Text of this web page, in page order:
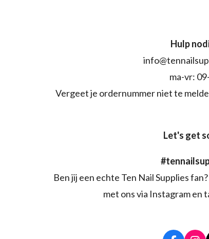
Hulp
ma-vr:
Vergeet je ordernummer niet te
Let's get
Ben jij een echte Ten Nail Supplies
met ons via Instagram en